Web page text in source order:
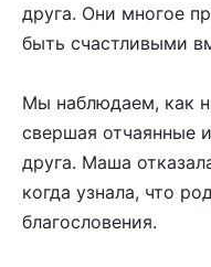
друга. Они многое
быть счастливыми
Мы наблюдаем, как
свершая отчаянные
друга. Маша
когда узнала, что
благословения.